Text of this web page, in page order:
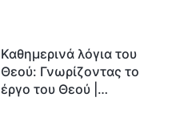
Καθημερινά λόγια του
Θεού: Γνωρίζοντας το
έργο του Θεού |